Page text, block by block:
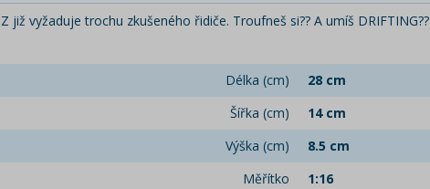
již vyžaduje trochu zkušeného řidiče. Troufneš si?? A umíš DRIFTING??
Délka (cm)
28 cm
Šířka (cm)
14 cm
Výška (cm)
8.5 cm
Měřítko
1:16